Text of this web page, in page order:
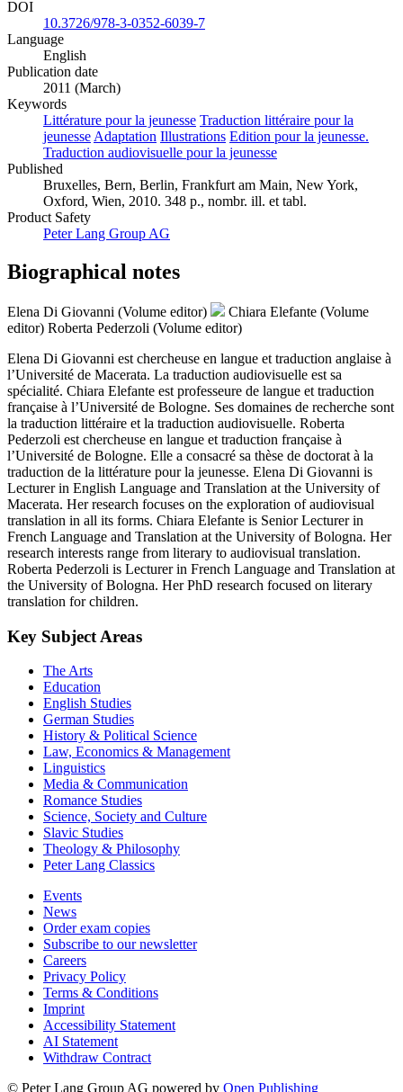
10.3726/978-3-0352-6039-7
Language
English
Publication date
2011 (March)
Keywords
Littérature pour la jeunesse Traduction littéraire pour la
jeunesseAdaptation Illustrations Edition pour la jeunesse.
Traduction audiovisuelle pour la jeunesse
Published
Bruxelles, Bern, Berlin, Frankfurt am Main, New York,
Oxford, Wien, 2010. 348 p., nombr. ill. et tabl.
Product Safety
Biographical notes
Elena Di Giovanni (Volume editor)
Chiara Elefante (Volume
Elena Di Giovanni est chercheuse en langue et traduction anglaise à
l’Université de Macerata. La traduction audiovisuelle est sa
spécialité. Chiara Elefante est professeure de langue et traduction
française à l’Université de Bologne. Ses domaines de recherche sont
la traduction littéraire et la traduction audiovisuelle. Roberta
Pederzoli est chercheuse en langue et traduction française à
l’Université de Bologne. Elle a consacré sa thèse de doctorat à la
traduction de la littérature pour la jeunesse. Elena Di Giovanni is
Lecturer in English Language and Translation at the University of
Macerata. Her research focuses on the exploration of audiovisual
translation in all its forms. Chiara Elefante is Senior Lecturer in
French Language and Translation at the University of Bologna. Her
research interests range from literary to audiovisual translation.
Roberta Pederzoli is Lecturer in French Language and Translation at
the University of Bologna. Her PhD research focused on literary
Key Subject Areas
The Arts
Education
English Studies
German Studies
History & Political Science
Law, Economics & Management
Linguistics
Media & Communication
Romance Studies
Science, Society and Culture
Slavic Studies
Theology & Philosophy
Events
News
Order exam copies
Subscribe to our newsletter
Careers
Privacy Policy
Terms & Conditions
Imprint
Accessibility Statement
AI Statement